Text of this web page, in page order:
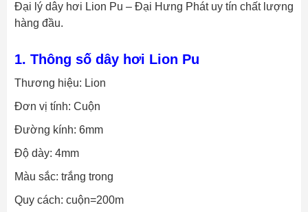
Đại lý dây hơi Lion Pu – Đại Hưng Phát uy tín chất lượng
hàng đầu.
1. Thông số dây hơi Lion Pu
Thương hiệu: Lion
Đơn vị tính: Cuộn
Đường kính: 6mm
Độ dày: 4mm
Màu sắc: trắng trong
Quy cách: cuộn=200m